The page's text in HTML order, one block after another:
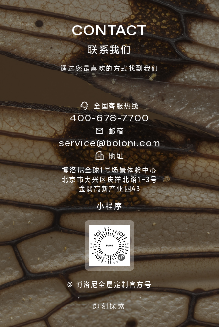
CONTACT
联系我们
通过您最喜欢的方式找到我们
全国客服热线
400-678-7700
邮箱
service@boloni.com
地址
博洛尼全球1号场景体验中心
北京市大兴区庆祥北路1-3号
金隅高新产业园A3
小程序
@ 博洛尼全屋定制官方号
即刻探索